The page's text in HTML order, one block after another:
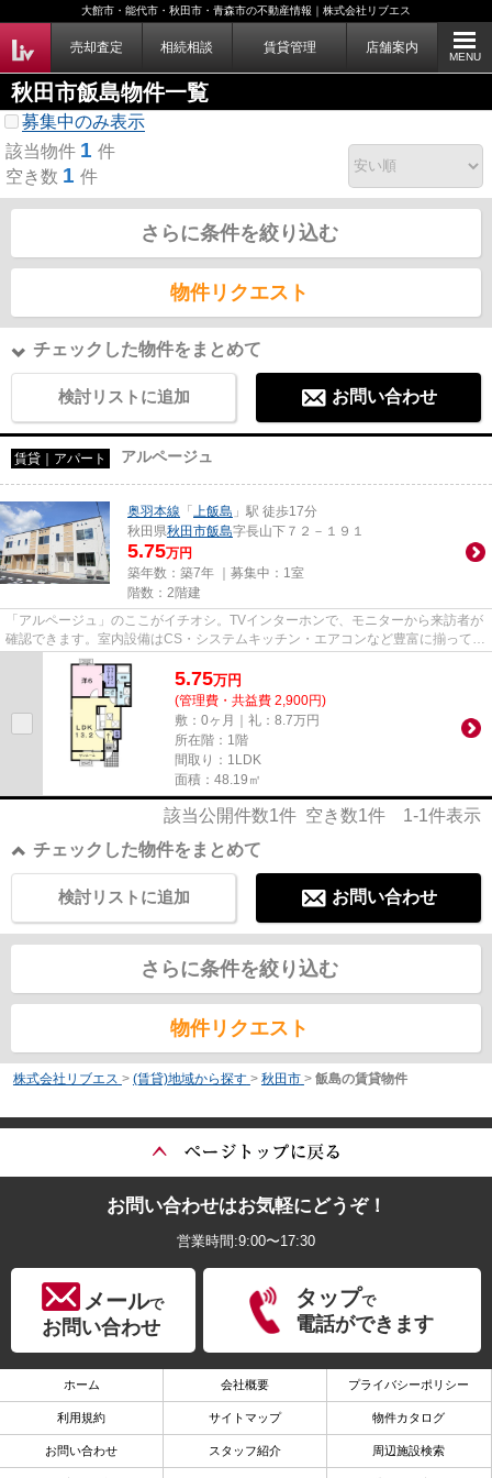
大館市・能代市・秋田市・青森市の不動産情報｜株式会社リブエス
売却査定 相続相談 賃貸管理 店舗案内
MENU
秋田市飯島物件一覧
募集中のみ表示
該当物件 1 件
空き数 1 件
さらに条件を絞り込む
物件リクエスト
チェックした物件をまとめて
検討リストに追加 お問い合わせ
賃貸｜アパート アルページュ
奥羽本線 「 上飯島 」駅 徒歩17分
秋田県秋田市飯島字長山下７２－１９１
5.75万円
築年数：築7年 ｜募集中： 1室
階数：2階建
「アルページュ」のここがイチオシ。TVインターホンで、モニターから来訪者が
確認できます。室内設備はCS・システムキッチン・エアコンなど豊富に揃ってお
り、過ごしやすいお部屋にな...
5.75万円
(管理費・共益費 2,900円)
敷：0ヶ月｜礼：8.7万円
所在階：1階
間取り：1LDK
面積：48.19㎡
該当公開件数1件 空き数1件 1-1件表示
チェックした物件をまとめて
お問い合わせ
検討リストに追加
さらに条件を絞り込む
物件リクエスト
株式会社リブエス > (賃貸)地域から探す > 秋田市 > 飯島の賃貸物件
お問い合わせはお気軽にどうぞ！
営業時間:9:00〜17:30
メールで
お問い合わせ
タップで
電話ができます
ホーム 会社概要 プライバシーポリシー
利用規約 サイトマップ 物件カタログ
お問い合わせ スタッフ紹介 周辺施設検索